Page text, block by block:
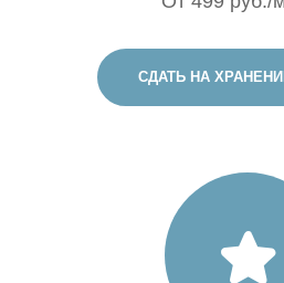
СДАТЬ НА